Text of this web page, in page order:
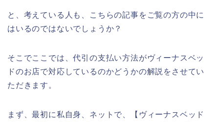
と、考えている人も、こちらの記事をご覧の方の中に
はいるのではないでしょうか？
そこでここでは、代引の支払い方法がヴィーナスベッ
ドのお店で対応しているのかどうかの解説をさせてい
ただきます。
まず、最初に私自身、ネットで、【ヴィーナスベッド